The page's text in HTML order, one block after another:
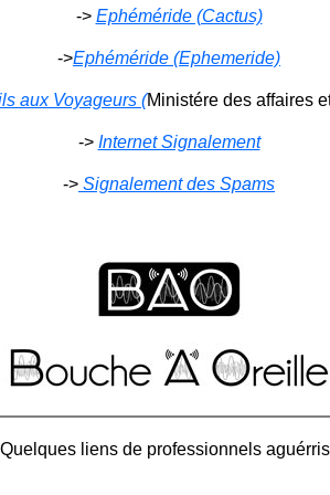
-> Ephéméride (Cactus)
->Ephéméride (Ephemeride)
aux Voyageurs (Ministére des affaires
-> Internet Signalement
-> Signalement des Spams
Quelques liens de professionnels